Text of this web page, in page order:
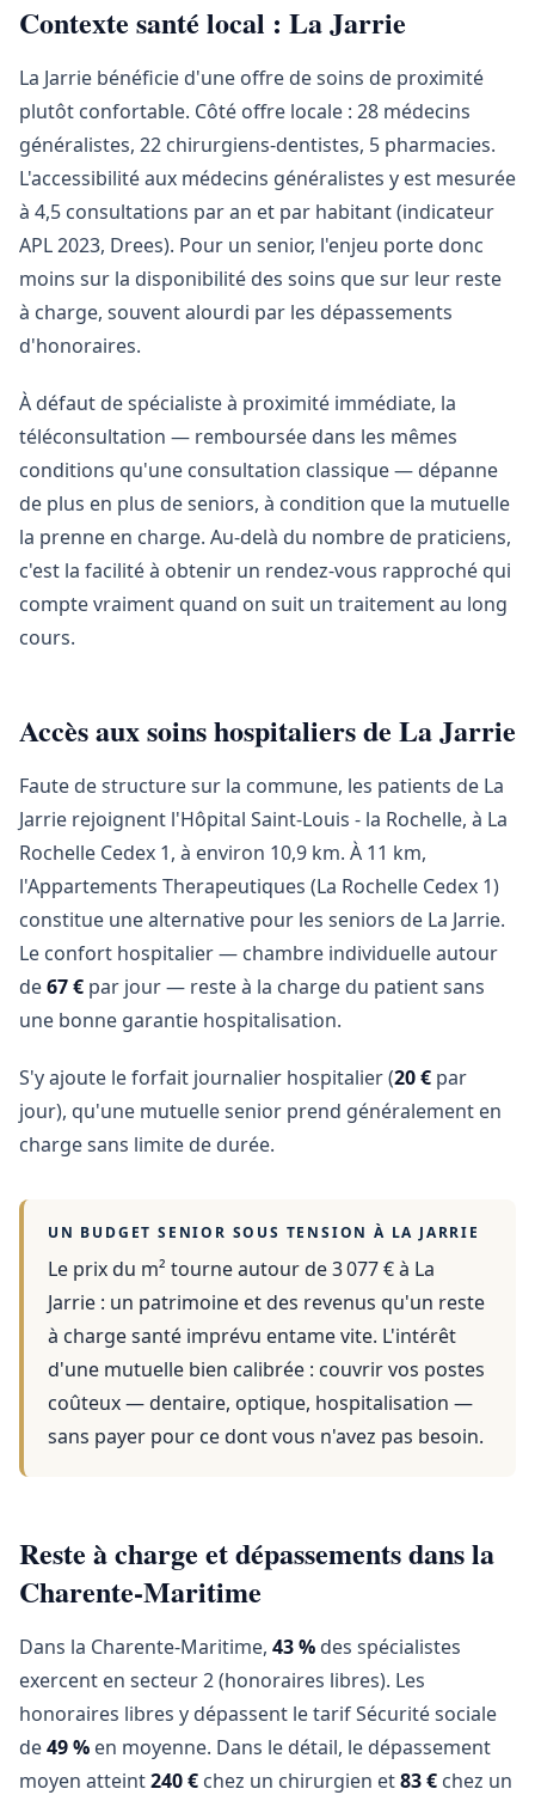
Contexte santé local : La Jarrie
La Jarrie bénéficie d'une offre de soins de proximité
plutôt confortable. Côté offre locale : 28 médecins
généralistes, 22 chirurgiens-dentistes, 5 pharmacies.
L'accessibilité aux médecins généralistes y est mesurée
à 4,5 consultations par an et par habitant (indicateur
APL 2023, Drees). Pour un senior, l'enjeu porte donc
moins sur la disponibilité des soins que sur leur reste
à charge, souvent alourdi par les dépassements
d'honoraires.
À défaut de spécialiste à proximité immédiate, la
téléconsultation — remboursée dans les mêmes
conditions qu'une consultation classique — dépanne
de plus en plus de seniors, à condition que la mutuelle
la prenne en charge. Au-delà du nombre de praticiens,
c'est la facilité à obtenir un rendez-vous rapproché qui
compte vraiment quand on suit un traitement au long
cours.
Accès aux soins hospitaliers de La Jarrie
Faute de structure sur la commune, les patients de La
Jarrie rejoignent l'Hôpital Saint-Louis - la Rochelle, à La
Rochelle Cedex 1, à environ 10,9 km. À 11 km,
l'Appartements Therapeutiques (La Rochelle Cedex 1)
constitue une alternative pour les seniors de La Jarrie.
Le confort hospitalier — chambre individuelle autour
de67 € par jour — reste à la charge du patient sans
une bonne garantie hospitalisation.
S'y ajoute le forfait journalier hospitalier (20 € par
jour), qu'une mutuelle senior prend généralement en
charge sans limite de durée.
UN BUDGET SENIOR SOUS TENSION À LA JARRIE
Le prix du m² tourne autour de 3 077 €à La
Jarrie : un patrimoine et des revenus qu'un reste
à charge santé imprévu entame vite. L'intérêt
d'une mutuelle bien calibrée : couvrir vos postes
coûteux — dentaire, optique, hospitalisation —
sans payer pour ce dont vous n'avez pas besoin.
Reste à charge et dépassements dans la
Charente-Maritime
Dans la Charente-Maritime, 43 % des spécialistes
exercent en secteur 2 (honoraires libres). Les
honoraires libres y dépassent le tarif Sécurité sociale
de49 % en moyenne. Dans le détail, le dépassement
moyen atteint240 € chez un chirurgien et83 € chez un